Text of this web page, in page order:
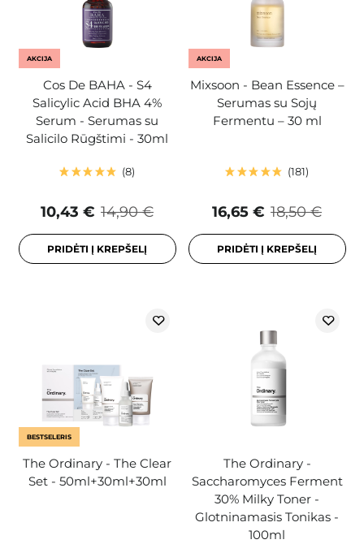
AKCIJA
Cos De BAHA - S4
Salicylic Acid BHA 4%
Serum - Serumas su
Salicilo Rūgštimi - 30ml
8
14,90 €
10,43 €
PRIDĖTI Į KREPŠELĮ
AKCIJA
Mixsoon - Bean Essence –
Serumas su Sojų
Fermentu – 30 ml
181
18,50 €
16,65 €
PRIDĖTI Į KREPŠELĮ
BESTSELERIS
The Ordinary - The Clear
Set - 50ml+30ml+30ml
The Ordinary -
Saccharomyces Ferment
30% Milky Toner -
Glotninamasis Tonikas -
100ml